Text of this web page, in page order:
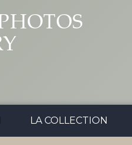
LA COLLECTION